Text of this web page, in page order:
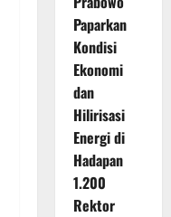
Paparkan
Kondisi
Ekonomi
dan
Hilirisasi
Energi di
Hadapan
1.200
Rektor